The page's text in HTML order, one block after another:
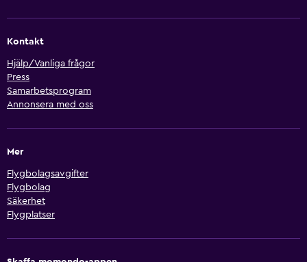
Kontakt
Hjälp/Vanliga frågor
Press
Samarbetsprogram
Annonsera med oss
Mer
Flygbolagsavgifter
Flygbolag
Säkerhet
Flygplatser